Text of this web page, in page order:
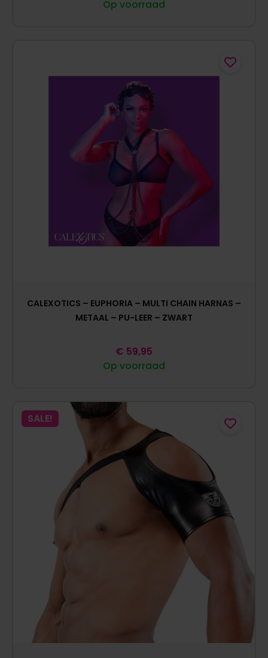
Op voorraad
CALEXOTICS – EUPHORIA – MULTI CHAIN HARNAS –
METAAL – PU-LEER – ZWART
Op voorraad
€ 59,95
SALE!